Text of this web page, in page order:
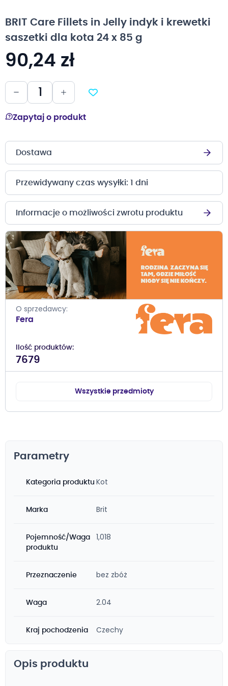
galerii
BRIT Care Fillets in Jelly indyk i krewetki
saszetki dla kota 24 x 85 g
90,24 zł
Zapytaj o produkt
Dostawa
Przewidywany czas wysyłki: 1 dni
Informacje o możliwości zwrotu produktu
O sprzedawcy
Fera
Ilość produktów
7679
Wszystkie przedmioty
Parametry
Kategoria produktu Kot
Marka Brit
Pojemność/Waga
produktu
1,018
Przeznaczenie bez zbóż
Waga 2.04
Kraj pochodzenia Czechy
Opis produktu